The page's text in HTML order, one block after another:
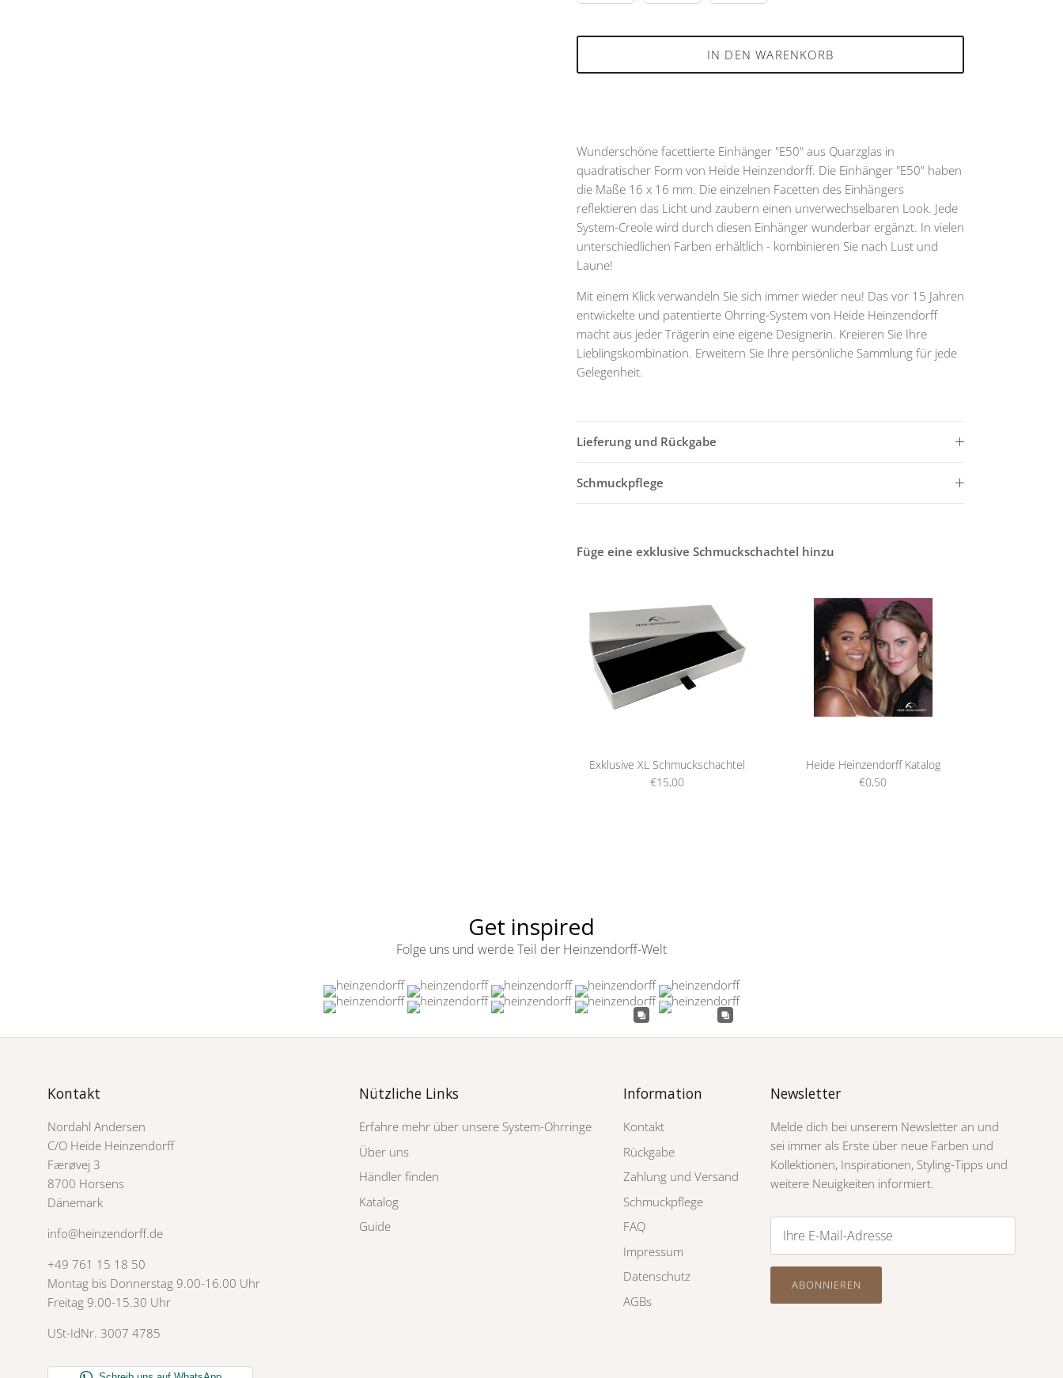
IN DEN WARENKORB
Wunderschöne facettierte Einhänger "E50" aus Quarzglas in
quadratischer Form von Heide Heinzendorff. Die Einhänger "E50" haben
die Maße 16 x 16 mm. Die einzelnen Facetten des Einhängers
reflektieren das Licht und zaubern einen unverwechselbaren Look. Jede
System-Creole wird durch diesen Einhänger wunderbar ergänzt. In vielen
unterschiedlichen Farben erhältlich - kombinieren Sie nach Lust und
Laune!
Mit einem Klick verwandeln Sie sich immer wieder neu! Das vor 15 Jahren
entwickelte und patentierte Ohrring-System von Heide Heinzendorff
macht aus jeder Trägerin eine eigene Designerin. Kreieren Sie Ihre
Lieblingskombination. Erweitern Sie Ihre persönliche Sammlung für jede
Gelegenheit.
Lieferung und Rückgabe
Schmuckpflege
Füge eine exklusive Schmuckschachtel hinzu
Exklusive XL Schmuckschachtel
€15,00
Heide Heinzendorff Katalog
€0,50
Get inspired
Folge uns und werde Teil der Heinzendorff-Welt
Kontakt
Nordahl Andersen
C/O Heide Heinzendorff
Færøvej 3
8700 Horsens
Dänemark
info@heinzendorff.de
+49 761 15 18 50
Montag bis Donnerstag 9.00-16.00 Uhr
Freitag 9.00-15.30 Uhr
USt-IdNr. 3007 4785
Nützliche Links
Erfahre mehr über unsere System-Ohrringe
Über uns
Händler finden
Katalog
Guide
Information
Kontakt
Rückgabe
Zahlung und Versand
Schmuckpflege
FAQ
Impressum
Datenschutz
AGBs
Newsletter
Melde dich bei unserem Newsletter an und
sei immer als Erste über neue Farben und
Kollektionen, Inspirationen, Styling-Tipps und
weitere Neuigkeiten informiert.
ABONNIEREN